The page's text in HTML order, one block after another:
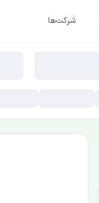
شرکت‌ها